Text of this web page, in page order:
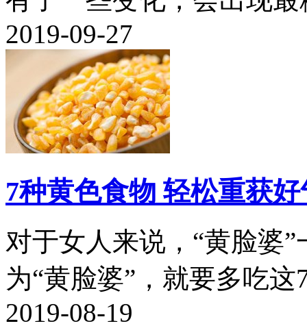
2019-09-27
7种黄色食物 轻松重获
对于女人来说，“黄脸婆
为“黄脸婆”，就要多吃
2019-08-19